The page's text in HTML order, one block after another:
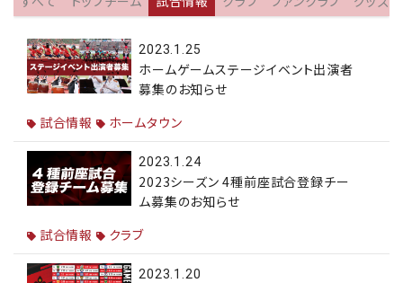
2023.1.25
ホームゲームステージイベント出演者
募集のお知らせ
試合情報
ホームタウン
2023.1.24
2023シーズン 4種前座試合登録チー
ム募集のお知らせ
試合情報
クラブ
2023.1.20